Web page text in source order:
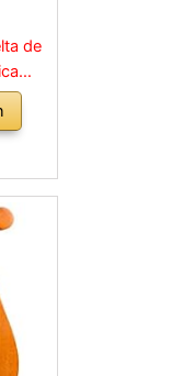
de
- con
de